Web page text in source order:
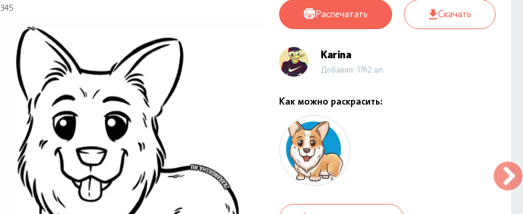
345
Распечатать Скачать
Karina
Добавил: 1762 шт.
Как можно раскрасить: